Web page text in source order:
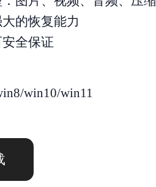
的恢复能力
全保证
win10/win11